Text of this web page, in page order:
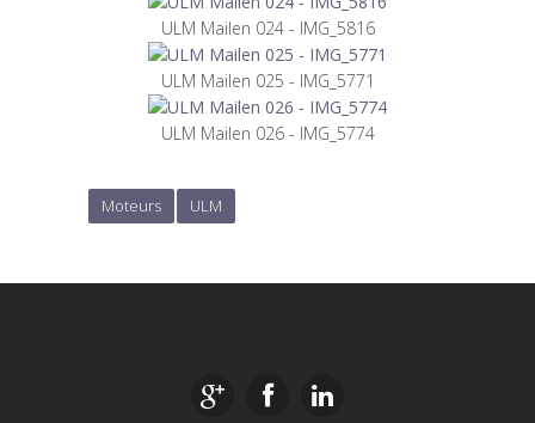
ULM Mailen 024 - IMG_5816
ULM Mailen 025 - IMG_5771
ULM Mailen 026 - IMG_5774
Moteurs ULM